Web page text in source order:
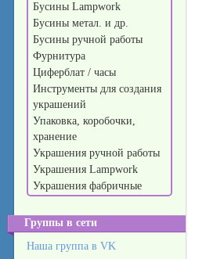
Бусины Lampwork
Бусины метал. и др.
Бусины ручной работы
Фурнитура
Циферблат / часы
Инструменты для создания
украшений
Упаковка, коробочки,
хранение
Украшения ручной работы
Украшения Lampwork
Украшения фабричные
Группы в сети
Наша группа в VK